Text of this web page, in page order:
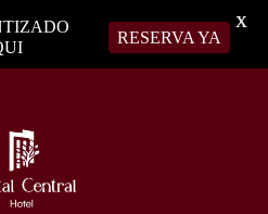
RESERVA YA
X